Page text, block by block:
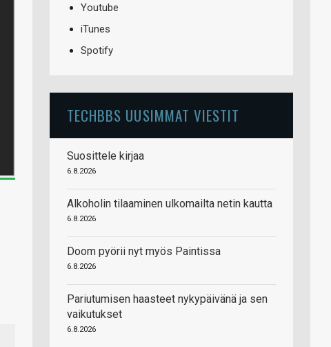
Youtube
iTunes
Spotify
TECHBBS UUSIMMAT VIESTIT
Suosittele kirjaa
6.8.2026
Alkoholin tilaaminen ulkomailta netin kautta
6.8.2026
Doom pyörii nyt myös Paintissa
6.8.2026
Pariutumisen haasteet nykypäivänä ja sen
vaikutukset
6.8.2026